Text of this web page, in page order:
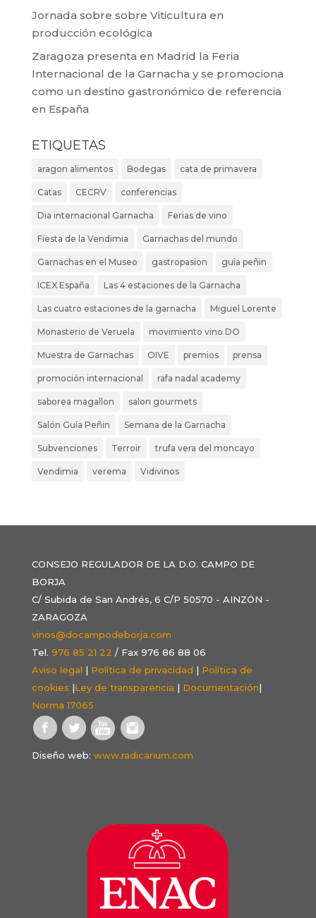
Jornada sobre sobre Viticultura en
producción ecológica
Zaragoza presenta en Madrid la Feria
Internacional de la Garnacha y se promociona
como un destino gastronómico de referencia
en España
ETIQUETAS
aragon alimentos Bodegas cata de primavera
Catas CECRV conferencias
Dia internacional Garnacha Ferias de vino
Fiesta de la Vendimia Garnachas del mundo
Garnachas en el Museo gastropasion guia peñin
ICEX España Las 4 estaciones de la Garnacha
Las cuatro estaciones de la garnacha Miguel Lorente
Monasterio de Veruela movimiento vino DO
Muestra de Garnachas OIVE premios prensa
promoción internacional rafa nadal academy
saborea magallon salon gourmets
Salón Guía Peñin Semana de la Garnacha
Subvenciones Terroir trufa vera del moncayo
Vendimia verema Vidivinos
CONSEJO REGULADOR DE LA D.O. CAMPO DE
BORJA
C/ Subida de San Andrés, 6 C/P 50570 - AINZÓN -
ZARAGOZA
vinos@docampodeborja.com
Tel. 976 85 21 22 / Fax 976 86 88 06
Aviso legal | Política de privacidad | Política de
cookies |Ley de transparencia | Documentación|
Norma 17065
Diseño web: www.radicarium.com